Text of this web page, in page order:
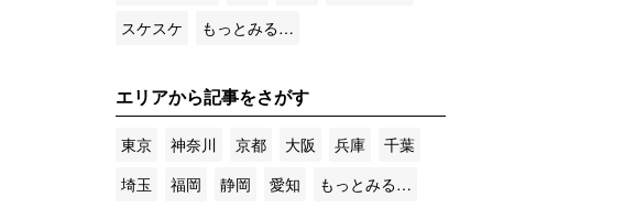
スケスケ
もっとみる…
エリアから記事をさがす
東京 神奈川 京都 大阪 兵庫
千葉
埼玉
福岡 静岡 愛知 もっとみる…